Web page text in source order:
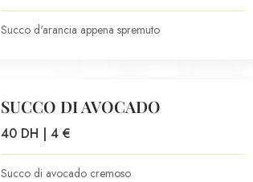
Succo d'arancia appena spremuto
SUCCO DI AVOCADO
40 DH | 4 €
Succo di avocado cremoso